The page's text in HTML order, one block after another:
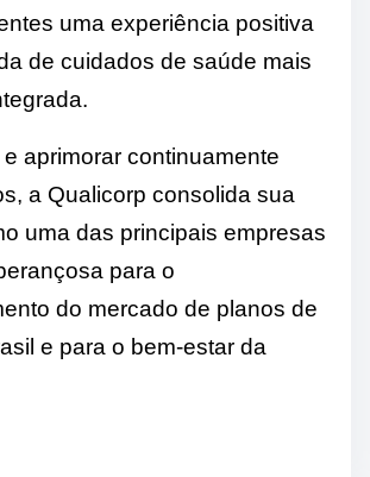
uma experiência positiva
de cuidados de saúde mais
aprimorar continuamente
a Qualicorp consolida sua
uma das principais empresas
para o
do mercado de planos de
e para o bem-estar da